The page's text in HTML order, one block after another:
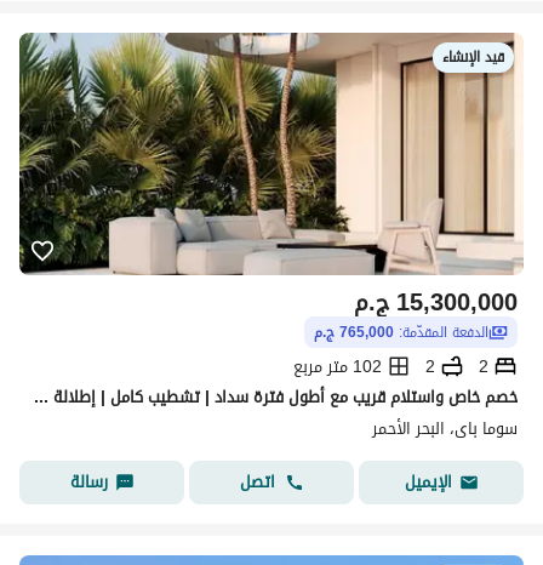
قيد الإنشاء
ج.م15,300,000
الدفعة المقدّمة: 765,000 ج.م
2
2
102 متر مربع
خصم خاص واستلام قريب مع أطول فترة سداد | تشطيب كامل | إطلالة على الجولف | على بُعد دقائق من الشاطئ
سوما باى، البحر الأحمر
الإيميل
اتصل رسالة